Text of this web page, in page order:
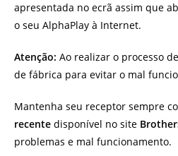
apresentada no ecrã assim que
o seu AlphaPlay à Internet.
Atenção: Ao realizar o processo
de fábrica para evitar o mal
Mantenha seu receptor sempre
recente disponível no site
problemas e mal funcionamento.